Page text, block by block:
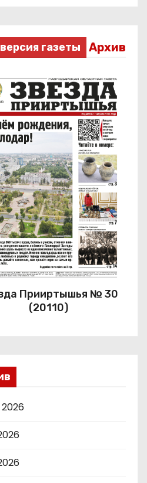
газеты Архив
Прииртышья № 30
(20110)
2026